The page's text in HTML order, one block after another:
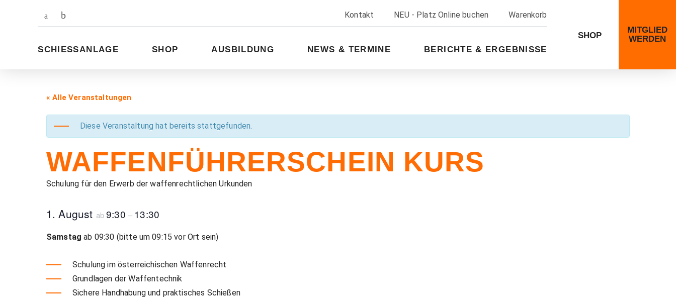
Kontakt NEU - Platz Online buchen Warenkorb
SCHIESSANLAGE SHOP AUSBILDUNG NEWS & TERMINE BERICHTE & ERGEBNISSE
SHOP
MITGLIED
WERDEN
« Alle Veranstaltungen
Diese Veranstaltung hat bereits stattgefunden.
WAFFENFÜHRERSCHEIN KURS
Schulung für den Erwerb der waffenrechtlichen Urkunden
1. August ab9:30 – 13:30
Samstag ab 09:30 (bitte um 09:15 vor Ort sein)
Schulung im österreichischen Waffenrecht
Grundlagen der Waffentechnik
Sichere Handhabung und praktisches Schießen